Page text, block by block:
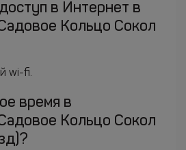
в Интернет в
Кольцо Сокол
wi-fi.
время в
Кольцо Сокол